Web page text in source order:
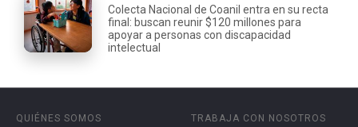
Colecta Nacional de Coanil entra en su recta
final: buscan reunir $120 millones para
apoyar a personas con discapacidad
intelectual
QUIÉNES SOMOS
TRABAJA CON NOSOTROS